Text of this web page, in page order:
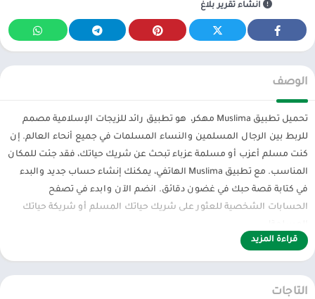
انشاء تقرير بلاغ
الوصف
تحميل تطبيق Muslima مهكر، هو تطبيق رائد للزيجات الإسلامية مصمم
للربط بين الرجال المسلمين والنساء المسلمات في جميع أنحاء العالم. إن
كنت مسلم أعزب أو مسلمة عزباء تبحث عن شريك حياتك، فقد جئت للمكان
المناسب. مع تطبيق Muslima الهاتفي، يمكنك إنشاء حساب جديد والبدء
في كتابة قصة حبك في غضون دقائق. انضم الآن وابدء في تصفح
الحسابات الشخصية للعثور على شريك حياتك المسلم أو شريكة حياتك
بعد تحميل التطبيق، يتيح لك تطبيق Muslima:
تسجيل الدخول لحسابك أو إنشاء حساب على
قراءة المزيد
التاجات